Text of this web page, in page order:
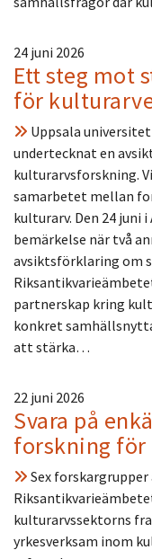
24 juni 2026
Ett steg mot
för
Uppsala
undertecknat en
kulturarvsforskning.
samarbetet mellan
kulturarv. Den 24 juni
bemärkelse när två
avsiktsförklaring om
partnerskap kring
konkret
att stärka…
22 juni 2026
Svara på
forskning
Sex
kulturarvssektorns
yrkesverksam inom